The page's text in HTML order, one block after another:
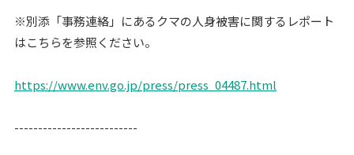
※別添「事務連絡」にあるクマの人身被害に関するレポート
はこちらを参照ください。
https://www.env.go.jp/press/press_04487.html
--------------------------